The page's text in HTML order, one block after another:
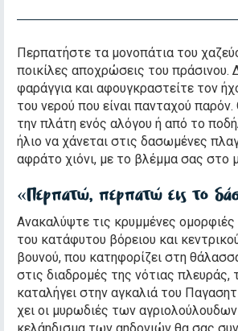
Περπατήστε τα μονοπάτια του
ποικίλες αποχρώσεις του πράσινου.
φαράγγια και αφουγκραστείτε τον
του νερού που είναι πανταχού
την πλάτη ενός αλόγου ή από το
ήλιο να χάνεται στις δασωμένες
αφράτο χιόνι, με το βλέμμα σας στο
«Περπατώ, περπατώ εις το
Ανακαλύψτε τις κρυμμένες
του κατάφυτου βόρειου και
βουνού, που κατηφορίζει στη
στις διαδρομές της νότιας πλευράς,
καταλήγει στην αγκαλιά του
χει οι μυρωδιές των
κελάηδισμα των αηδονιών θα σας